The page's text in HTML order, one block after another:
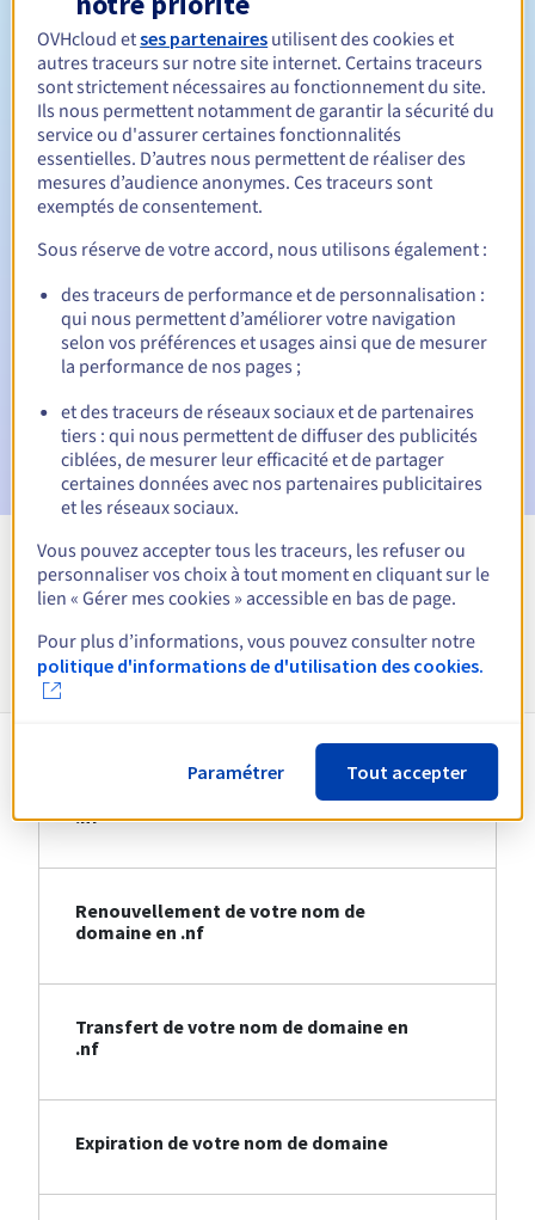
Durée de renouvellement Entre 1 et 5 ans
Période de rédemption
Notifications automatiques :
date d'échéance
E-mail le jour de l'expirationpour notification de la
suspension du nom de domaine
E-mail après la période de grâce de rédemptionpour
notification de la suppression du nom de domaine
Voir toutes les extensions
Informations sur le .nf
Création de votre nom de domaine en
.nf
Renouvellement de votre nom de
domaine en .nf
Transfert de votre nom de domaine en
.nf
Expiration de votre nom de domaine
OVHcloud etses partenaires utilisent des cookies et
autres traceurs sur notre site internet. Certains traceurs
sont strictement nécessaires au fonctionnement du site.
Ils nous permettent notamment de garantir la sécurité du
service ou d'assurer certaines fonctionnalités
essentielles. D’autres nous permettent de réaliser des
mesures d’audience anonymes. Ces traceurs sont
exemptés de consentement.
Sous réserve de votre accord, nous utilisons également :
des traceurs de performance et de personnalisation :
qui nous permettent d’améliorer votre navigation
selon vos préférences et usages ainsi que de mesurer
la performance de nos pages ;
et des traceurs de réseaux sociaux et de partenaires
tiers : qui nous permettent de diffuser des publicités
ciblées, de mesurer leur efficacité et de partager
certaines données avec nos partenaires publicitaires
et les réseaux sociaux.
Vous pouvez accepter tous les traceurs, les refuser ou
personnaliser vos choix à tout moment en cliquant sur le
lien « Gérer mes cookies » accessible en bas de page.
Pour plus d’informations, vous pouvez consulter notre
politique d'informations de d'utilisation des cookies.
Paramétrer Tout accepter